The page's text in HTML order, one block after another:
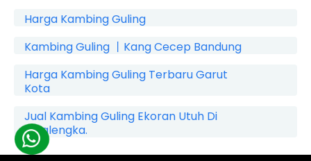
Harga Kambing Guling
Kambing Guling 丨Kang Cecep Bandung
Harga Kambing Guling Terbaru Garut
Kota
Jual Kambing Guling Ekoran Utuh Di
Cicalengka.